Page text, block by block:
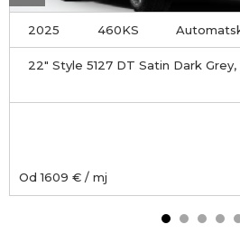
2025 460KS
22" Style 5127 DT Satin Dark
Od1609 € / mj